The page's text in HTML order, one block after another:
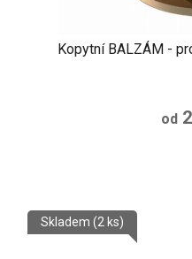
Kopytní BALZÁM -
od
Skladem (2 ks)